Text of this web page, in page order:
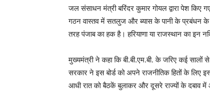
जल संसाधन मंत्री बरिंदर कुमार गोयल द्वारा पेश किए
गठन वास्तव में सतलुज और ब्यास के पानी के प्रबंधन के
तरह पंजाब का हक है। हरियाणा या राजस्थान का इन
मुख्यमंत्री ने कहा कि बी.बी.एम.बी. के जरिए कई सालों
सरकार ने इस बोर्ड को अपने राजनीतिक हितों के लिए
आधी रात को बैठकें बुलाकर और दूसरे राज्यों के दबाव में